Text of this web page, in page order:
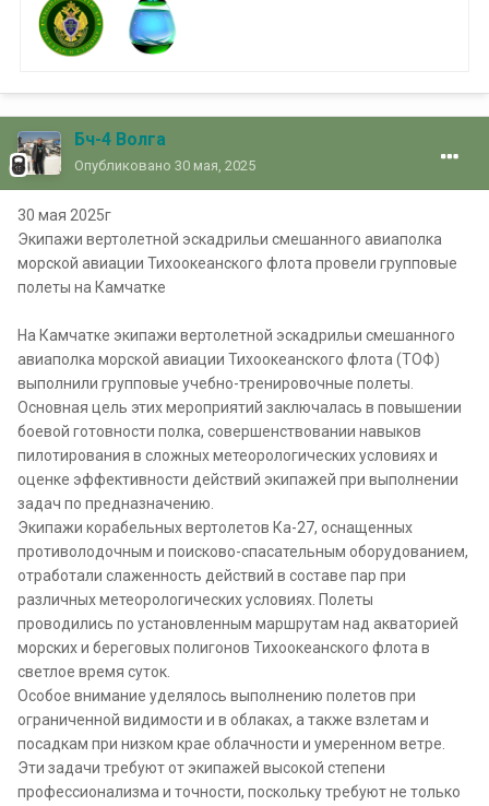
Бч-4 Волга
Опубликовано 30 мая, 2025
30 мая 2025г
Экипажи вертолетной эскадрильи смешанного авиаполка
морской авиации Тихоокеанского флота провели групповые
полеты на Камчатке
На Камчатке экипажи вертолетной эскадрильи смешанного
авиаполка морской авиации Тихоокеанского флота (ТОФ)
выполнили групповые учебно-тренировочные полеты.
Основная цель этих мероприятий заключалась в повышении
боевой готовности полка, совершенствовании навыков
пилотирования в сложных метеорологических условиях и
оценке эффективности действий экипажей при выполнении
задач по предназначению.
Экипажи корабельных вертолетов Ка-27, оснащенных
противолодочным и поисково-спасательным оборудованием,
отработали слаженность действий в составе пар при
различных метеорологических условиях. Полеты
проводились по установленным маршрутам над акваторией
морских и береговых полигонов Тихоокеанского флота в
светлое время суток.
Особое внимание уделялось выполнению полетов при
ограниченной видимости и в облаках, а также взлетам и
посадкам при низком крае облачности и умеренном ветре.
Эти задачи требуют от экипажей высокой степени
профессионализма и точности, поскольку требуют не только